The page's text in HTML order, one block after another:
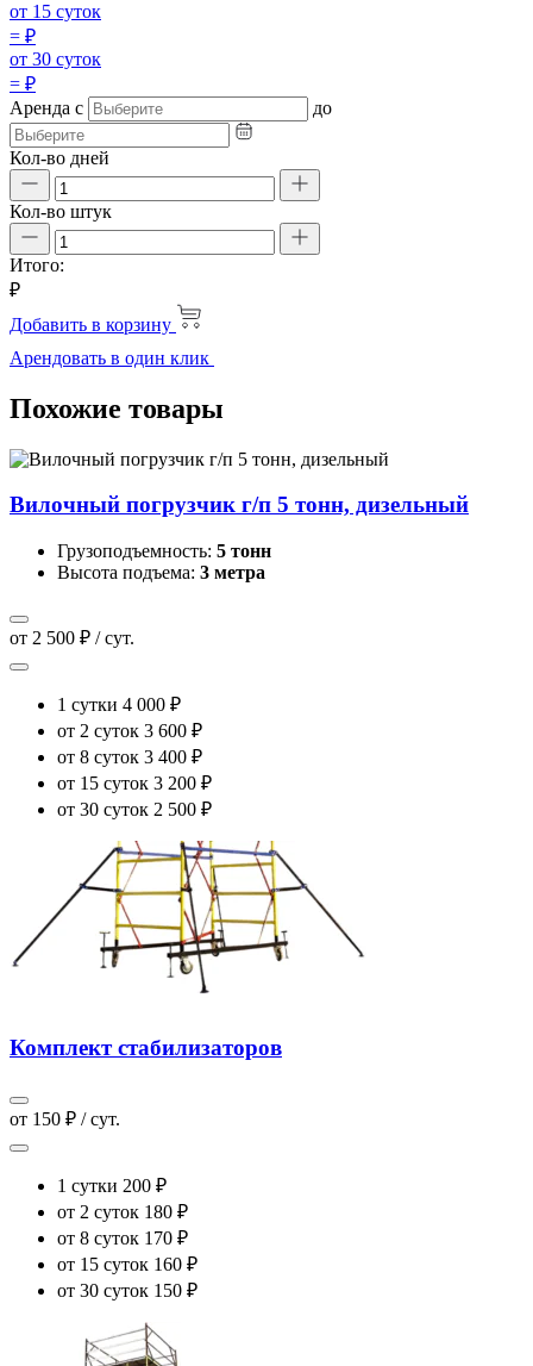
от 15 суток
= ₽
от 30 суток
= ₽
Аренда с до
Кол-во дней
Кол-во штук
Итого:
₽
Добавить в корзину
Арендовать в один клик
Похожие товары
Вилочный погрузчик г/п 5 тонн, дизельный
Грузоподъемность: 5 тонн
Высота подъема: 3 метра
от 2 500 ₽ / сут.
1 сутки 4 000 ₽
от 2 суток 3 600 ₽
от 8 суток 3 400 ₽
от 15 суток 3 200 ₽
от 30 суток 2 500 ₽
Комплект стабилизаторов
от 150 ₽ / сут.
1 сутки 200 ₽
от 2 суток 180 ₽
от 8 суток 170 ₽
от 15 суток 160 ₽
от 30 суток 150 ₽